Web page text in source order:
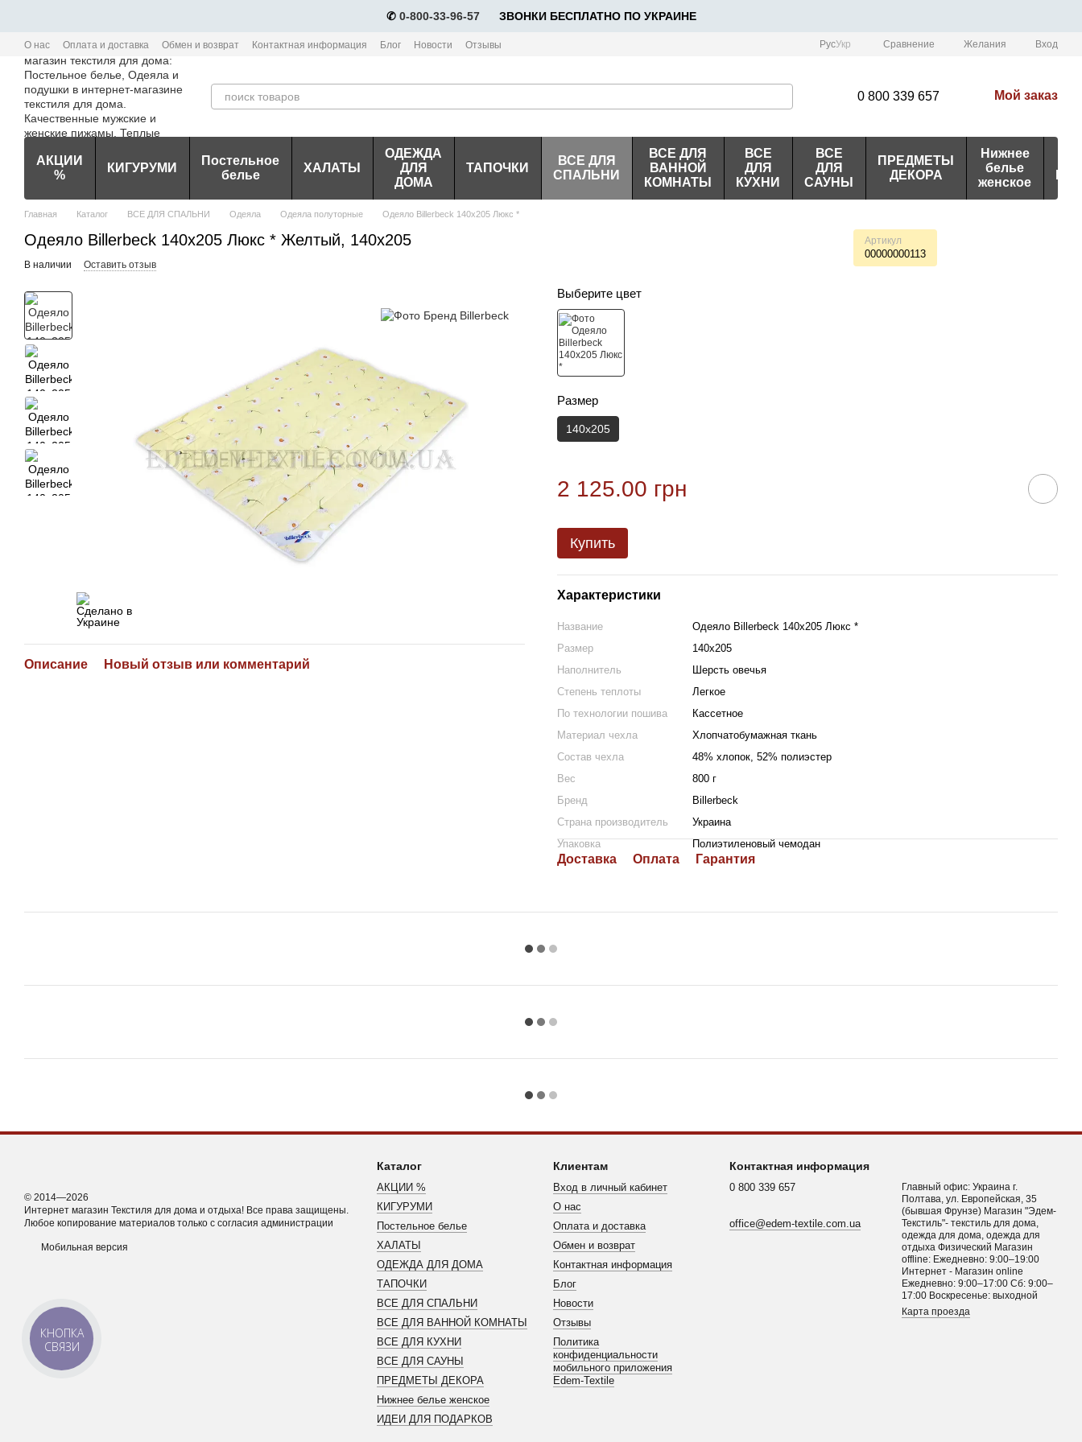
✆ 0-800-33-96-57⠀⠀ЗВОНКИ БЕСПЛАТНО ПО УКРАИНЕ
О нас Оплата и доставка Обмен и возврат Контактная информация Блог Новости
Отзывы
Политика конфиденциальности мобильного приложения Edem-Textile
РусУкр Сравнение Желания Вход
0 800 339 657 Мой заказ
АКЦИИ
%
КИГУРУМИ
Постельное
белье
ХАЛАТЫ
ОДЕЖДА
ДЛЯ
ДОМА
ТАПОЧКИ
ВСЕ ДЛЯ
СПАЛЬНИ
ВСЕ ДЛЯ
ВАННОЙ
КОМНАТЫ
ВСЕ
ДЛЯ
КУХНИ
ВСЕ
ДЛЯ
САУНЫ
ПРЕДМЕТЫ
ДЕКОРА
Нижнее
белье
женское
Главная Каталог ВСЕ ДЛЯ СПАЛЬНИ Одеяла Одеяла полуторные Одеяло Billerbeck 140х205 Люкс *
Одеяло Billerbeck 140х205 Люкс * Желтый, 140х205 Артикул
00000000113
В наличии Оставить отзыв
Описание Новый отзыв или комментарий
Выберите цвет
Размер
140х205
2 125.00 грн
Купить
Характеристики
Название
Одеяло Billerbeck 140х205 Люкс *
Размер
140х205
Наполнитель
Шерсть овечья
Степень теплоты
Легкое
По технологии пошива
Кассетное
Материал чехла
Хлопчатобумажная ткань
Состав чехла
48% хлопок, 52% полиэстер
Вес
800 г
Бренд
Billerbeck
Страна производитель
Украина
Упаковка
Полиэтиленовый чемодан
Доставка Оплата Гарантия
© 2014—2026
Интернет магазин Текстиля для дома и отдыха! Все права защищены.
Любое копирование материалов только с согласия администрации
Мобильная версия
Каталог
АКЦИИ %
КИГУРУМИ
Постельное белье
ХАЛАТЫ
ОДЕЖДА ДЛЯ ДОМА
ТАПОЧКИ
ВСЕ ДЛЯ СПАЛЬНИ
ВСЕ ДЛЯ ВАННОЙ КОМНАТЫ
ВСЕ ДЛЯ КУХНИ
ВСЕ ДЛЯ САУНЫ
ПРЕДМЕТЫ ДЕКОРА
Нижнее белье женское
ИДЕИ ДЛЯ ПОДАРКОВ
Клиентам
Вход в личный кабинет
О нас
Оплата и доставка
Обмен и возврат
Контактная информация
Блог
Новости
Отзывы
Политика
конфиденциальности
мобильного приложения
Edem-Textile
Контактная информация
0 800 339 657
office@edem-textile.com.ua
Главный офис: Украина г.
Полтава, ул. Европейская, 35
(бывшая Фрунзе) Магазин "Эдем-
Текстиль"- текстиль для дома,
одежда для дома, одежда для
отдыха Физический Магазин
offline: Ежедневно: 9:00–19:00
Интернет - Магазин online
Ежедневно: 9:00–17:00 Сб: 9:00–
17:00 Воскресенье: выходной
Карта проезда
КНОПКА
СВЯЗИ